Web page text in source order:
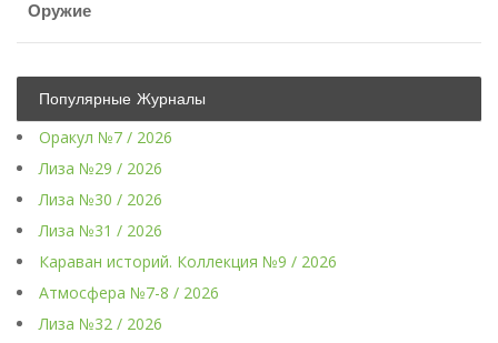
Оружие
Популярные Журналы
Оракул №7 / 2026
Лиза №29 / 2026
Лиза №30 / 2026
Лиза №31 / 2026
Караван историй. Коллекция №9 / 2026
Атмосфера №7-8 / 2026
Лиза №32 / 2026